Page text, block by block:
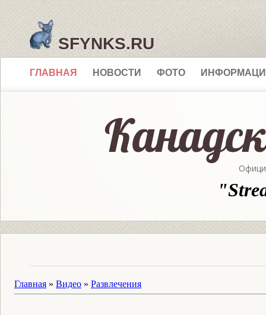
SFYNKS.RU
ГЛАВНАЯ НОВОСТИ ФОТО
Главная » Видео » Развлечения